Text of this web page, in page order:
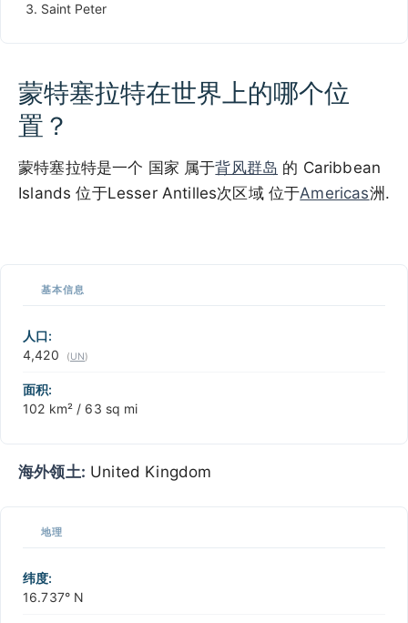
Saint Peter
蒙特塞拉特在世界上的哪个位
置？
蒙特塞拉特是一个 国家 属于背风群岛 的 Caribbean
Islands 位于Lesser Antilles次区域 位于Americas洲.
100 km / 62.1 mi
−
基本信息
人口:
4,420
(UN)
面积:
102 km² / 63 sq mi
海外领土: United Kingdom
地理
纬度:
16.737° N